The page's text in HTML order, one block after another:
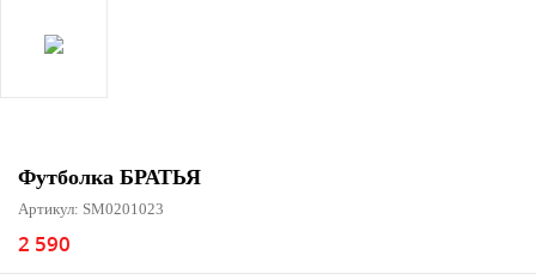
Футболка БРАТЬЯ
Артикул: SM0201023
2 590